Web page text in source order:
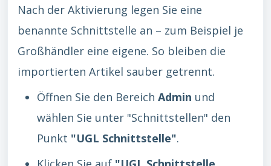
Nach der Aktivierung legen Sie eine
benannte Schnittstelle an – zum Beispiel je
Großhändler eine eigene. So bleiben die
importierten Artikel sauber getrennt.
Öffnen Sie den Bereich Admin und
wählen Sie unter "Schnittstellen" den
Punkt "UGL Schnittstelle".